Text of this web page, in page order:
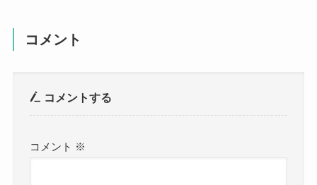
コメント
コメントする
コメント ※